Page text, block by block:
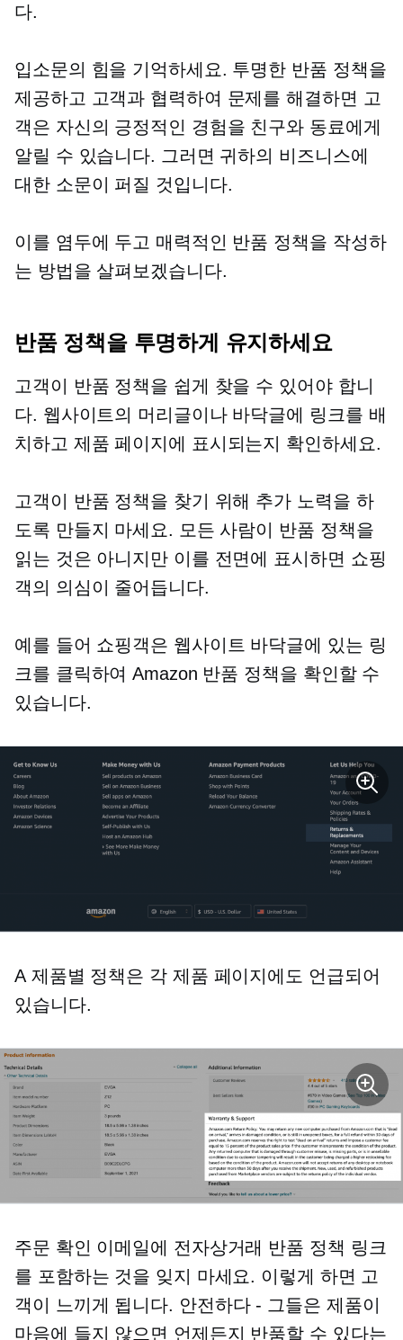
다.
입소문의 힘을 기억하세요. 투명한 반품 정책을
제공하고 고객과 협력하여 문제를 해결하면 고
객은 자신의 긍정적인 경험을 친구와 동료에게
알릴 수 있습니다. 그러면 귀하의 비즈니스에
대한 소문이 퍼질 것입니다.
이를 염두에 두고 매력적인 반품 정책을 작성하
는 방법을 살펴보겠습니다.
반품 정책을 투명하게 유지하세요
고객이 반품 정책을 쉽게 찾을 수 있어야 합니
다. 웹사이트의 머리글이나 바닥글에 링크를 배
치하고 제품 페이지에 표시되는지 확인하세요.
고객이 반품 정책을 찾기 위해 추가 노력을 하
도록 만들지 마세요. 모든 사람이 반품 정책을
읽는 것은 아니지만 이를 전면에 표시하면 쇼핑
객의 의심이 줄어듭니다.
예를 들어 쇼핑객은 웹사이트 바닥글에 있는 링
크를 클릭하여 Amazon 반품 정책을 확인할 수
있습니다.
A 제품별 정책은 각 제품 페이지에도 언급되어
있습니다.
주문 확인 이메일에 전자상거래 반품 정책 링크
를 포함하는 것을 잊지 마세요. 이렇게 하면 고
객이 느끼게 됩니다. 안전하다 - 그들은 제품이
마음에 들지 않으면 언제든지 반품할 수 있다는